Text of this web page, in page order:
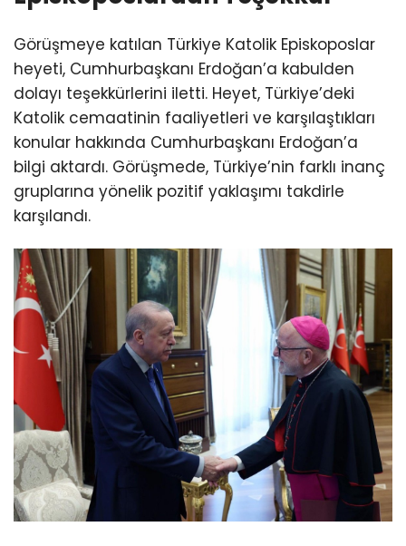
Görüşmeye katılan Türkiye Katolik Episkoposlar
heyeti, Cumhurbaşkanı Erdoğan’a kabulden
dolayı teşekkürlerini iletti. Heyet, Türkiye’deki
Katolik cemaatinin faaliyetleri ve karşılaştıkları
konular hakkında Cumhurbaşkanı Erdoğan’a
bilgi aktardı. Görüşmede, Türkiye’nin farklı inanç
gruplarına yönelik pozitif yaklaşımı takdirle
karşılandı.